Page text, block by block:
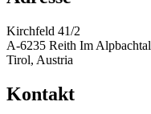
Kirchfeld 41/2
A-6235 Reith Im Alpbachtal
Tirol, Austria
Kontakt